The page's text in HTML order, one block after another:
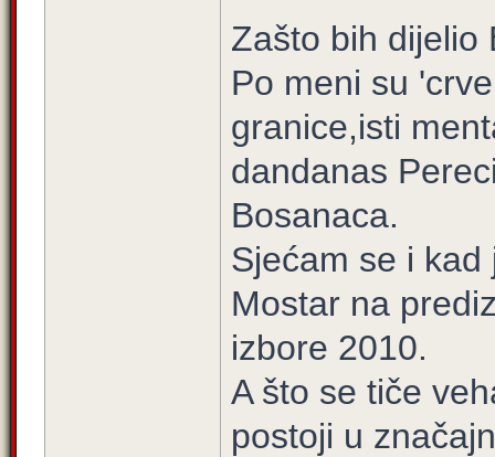
Zašto bih dijelio
Po meni su
granice,isti
dandanas
Bosanaca.
Sjećam se i
Mostar na
izbore 2010.
A što se tiče
postoji u